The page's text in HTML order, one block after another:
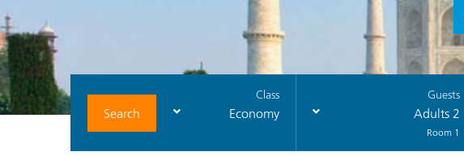
Guests
2 Adults
1 Room
Class
Economy
Search